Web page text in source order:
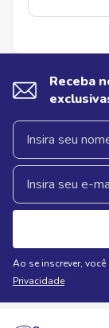
Receba
Ao se inscrever,
Privacidade